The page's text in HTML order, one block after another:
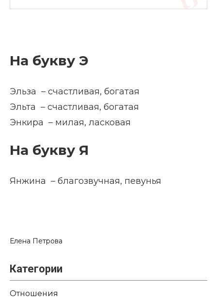
На букву Э
Эльза – счастливая, богатая
Эльта – счастливая, богатая
Энкира – милая, ласковая
На букву Я
Янжина – благозвучная, певунья
Елена Петрова
Категории
Отношения